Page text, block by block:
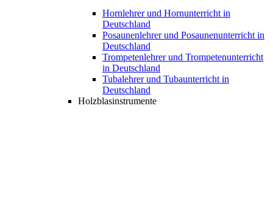
Hornlehrer und Hornunterricht in
Deutschland
Posaunenlehrer und Posaunenunterricht in
Deutschland
Trompetenlehrer und Trompetenunterricht
in Deutschland
Tubalehrer und Tubaunterricht in
Deutschland
Holzblasinstrumente